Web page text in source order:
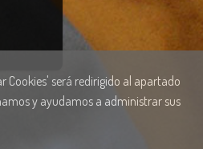
Cookies' será redirigido al apartado
y ayudamos a administrar sus